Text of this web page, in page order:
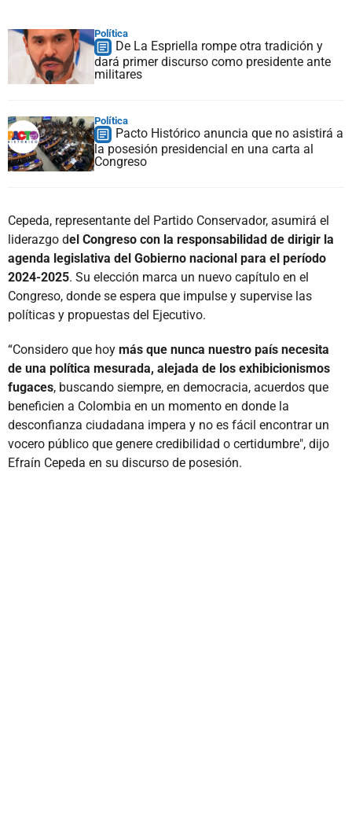
Política
De La Espriella rompe otra tradición y
dará primer discurso como presidente ante
militares
Política
Pacto Histórico anuncia que no asistirá a
la posesión presidencial en una carta al
Congreso
Cepeda, representante del Partido Conservador, asumirá el
liderazgo del Congreso con la responsabilidad de dirigir la
agenda legislativa del Gobierno nacional para el período
2024-2025. Su elección marca un nuevo capítulo en el
Congreso, donde se espera que impulse y supervise las
políticas y propuestas del Ejecutivo.
“Considero que hoy más que nunca nuestro país necesita
de una política mesurada, alejada de los exhibicionismos
fugaces, buscando siempre, en democracia, acuerdos que
beneficien a Colombia en un momento en donde la
desconfianza ciudadana impera y no es fácil encontrar un
vocero público que genere credibilidad o certidumbre", dijo
Efraín Cepeda en su discurso de posesión.